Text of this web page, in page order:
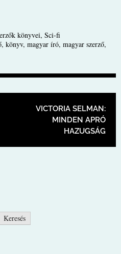
könyvei, Sci-fi
, könyv, magyar író, magyar szerző,
VICTORIA SELMAN:
MINDEN APRÓ
HAZUGSÁG
Keresés